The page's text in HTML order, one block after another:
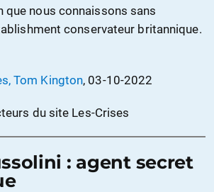
que nous connaissons sans
conservateur britannique.
Tom Kington, 03-10-2022
du site Les-Crises
: agent secret